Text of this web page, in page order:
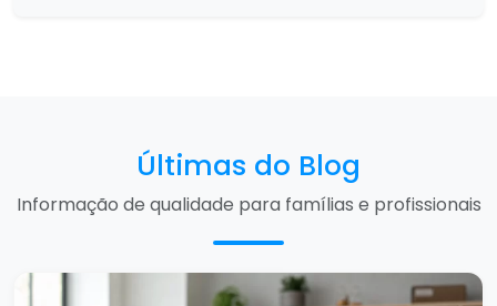
Últimas do Blog
Informação de qualidade para famílias e profissionais